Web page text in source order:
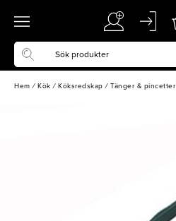
Hem / Kök / Köksredskap / Tänger & pincetter